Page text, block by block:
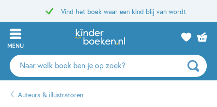
Vind het boek waar een kind blij van wordt
MENU
Zoeken
naar
auteurs
Auteurs & illustratoren